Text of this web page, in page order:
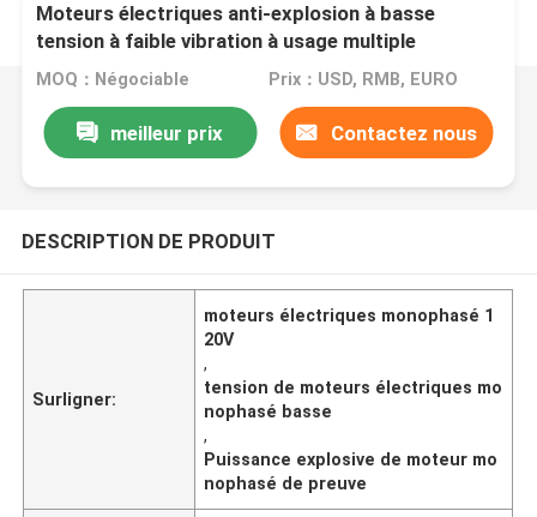
Moteurs électriques anti-explosion à basse
tension à faible vibration à usage multiple
MOQ：Négociable Prix：USD, RMB, EURO
meilleur prix Contactez nous
DESCRIPTION DE PRODUIT
Surligner:
moteurs électriques monophasé 1
20V
,
tension de moteurs électriques mo
nophasé basse
,
Puissance explosive de moteur mo
nophasé de preuve